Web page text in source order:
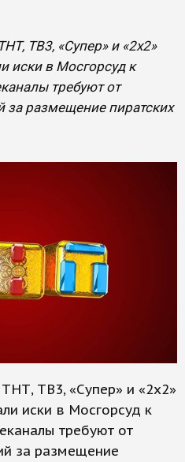
ТВ3, «Супер» и «2х2»
иски в Мосгорсуд к
требуют от
за размещение пиратских
ТВ3, «Супер» и «2х2»
иски в Мосгорсуд к
требуют от
за размещение